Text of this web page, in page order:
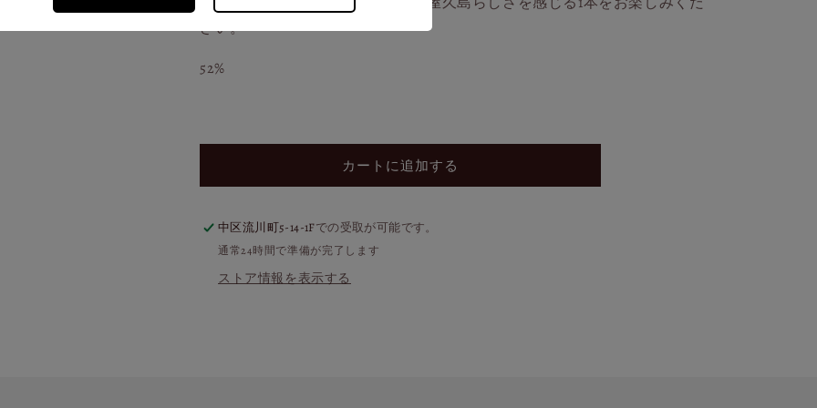
さい。
52%
カートに追加する
中区流川町5-14-1Fでの受取が可能です。
通常24時間で準備が完了します
ストア情報を表示する